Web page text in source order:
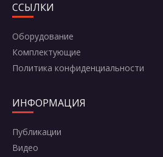
ССЫЛКИ
Оборудование
Комплектующие
Политика конфиденциальности
ИНФОРМАЦИЯ
Публикации
Видео